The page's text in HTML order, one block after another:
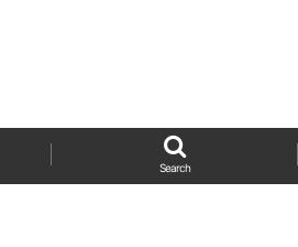
Search